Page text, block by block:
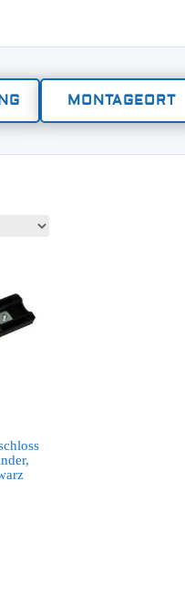
MONTAGEORT